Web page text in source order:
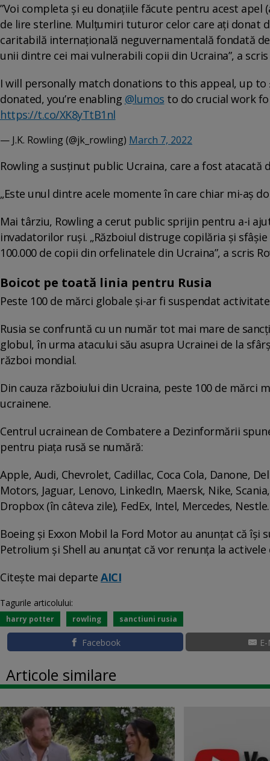
”Voi completa și eu donațiile făcute pentru acest
de lire sterline. Mulțumiri tuturor celor care ați donat
caritabilă internațională neguvernamentală fondată
unii dintre cei mai vulnerabili copii din Ucraina”, a
I will personally match donations to this appeal, up to
donated, you’re enabling @lumos to do crucial work
https://t.co/XK8yTtB1nl
— J.K. Rowling (@jk_rowling) March 7, 2022
Rowling a susținut public Ucraina, care a fost atacată
„Este unul dintre acele momente în care chiar mi-aș
Mai târziu, Rowling a cerut public sprijin pentru a-i
invadatorilor ruși. „Războiul distruge copilăria și
100.000 de copii din orfelinatele din Ucraina”, a scris
Boicot pe toată linia pentru Rusia
Peste 100 de mărci globale și-ar fi suspendat
Rusia se confruntă cu un număr tot mai mare de
globul, în urma atacului său asupra Ucrainei de la
război mondial.
Din cauza războiului din Ucraina, peste 100 de
ucrainene.
Centrul ucrainean de Combatere a Dezinformării
pentru piața rusă se numără:
Apple, Audi, Chevrolet, Cadillac, Coca Cola, Danone,
Motors, Jaguar, Lenovo, LinkedIn, Maersk, Nike,
Dropbox (în câteva zile), FedEx, Intel, Mercedes, Nestle.
Boeing și Exxon Mobil la Ford Motor au anunțat că
Petrolium și Shell au anunțat că vor renunța la activele
Citește mai departe AICI
Tagurile articolului:
harry potter rowling sanctiuni rusia
Facebook
Articole similare